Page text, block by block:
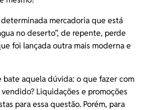
mercadoria que está
no deserto”, de repente, perde
foi lançada outra mais moderna e
bate aquela dúvida: o que fazer com
Liquidações e promoções
para essa questão. Porém, para